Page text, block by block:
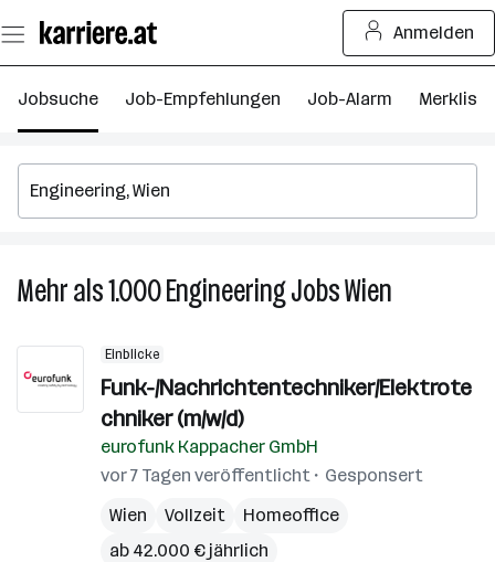
Seiteninhalt
springen
Anmelden
Jobsuche Job-Empfehlungen Job-Alarm Merkliste
Mehr als 1.000EngineeringJobsWien
Jobs
Einblicke
Funk-/Nachrichtentechniker/Elektrote
chniker (m/w/d)
eurofunk Kappacher GmbH
vor 7 Tagen veröffentlicht
Gesponsert
Wien
Vollzeit
Homeoffice
ab 42.000 € jährlich